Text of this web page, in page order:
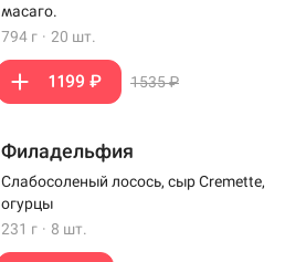
масаго.
794 г · 20 шт.
1199 ₽ 1535 ₽
Филадельфия
Слабосоленый лосось, сыр Cremette,
огурцы
231 г · 8 шт.